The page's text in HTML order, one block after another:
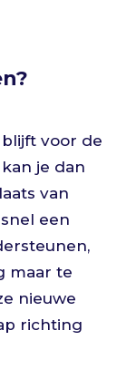
blijft voor de
je dan
van
een
maar te
nieuwe
richting